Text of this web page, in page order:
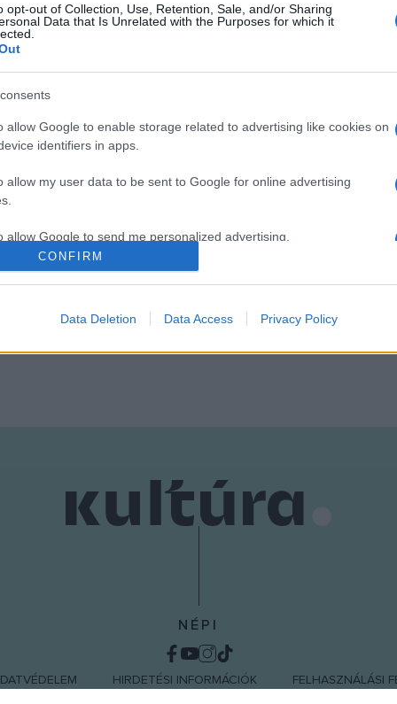
opt-out of Collection, Use, Retention, Sale, and/or Sharing
Data that Is Unrelated with the Purposes for which it
allow Google to enable storage related to advertising like cookies on
identifiers in apps.
allow my user data to be sent to Google for online advertising
allow Google to send me personalized advertising.
CONFIRM
Data Deletion Data Access Privacy Policy
Veled-Melletted
az Egyesült Királyságból érkező
Gyümölcsei Alapítványt, Kulcsár Bálintot és a Rum-Kastély
centi alattcímű film stábja.
NÉPI
HIRDETÉSI INFORMÁCIÓK FELHASZNÁLÁSI